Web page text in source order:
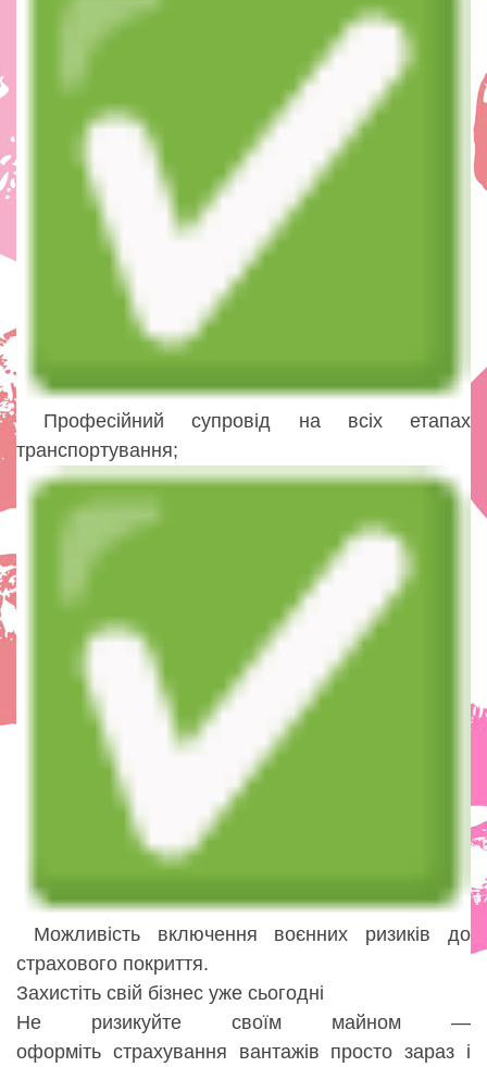
Професійний супровід на всіх етапах
транспортування;
Можливість включення воєнних ризиків до
страхового покриття.
Захистіть свій бізнес уже сьогодні
Не ризикуйте своїм майном —
оформіть страхування вантажів просто зараз і